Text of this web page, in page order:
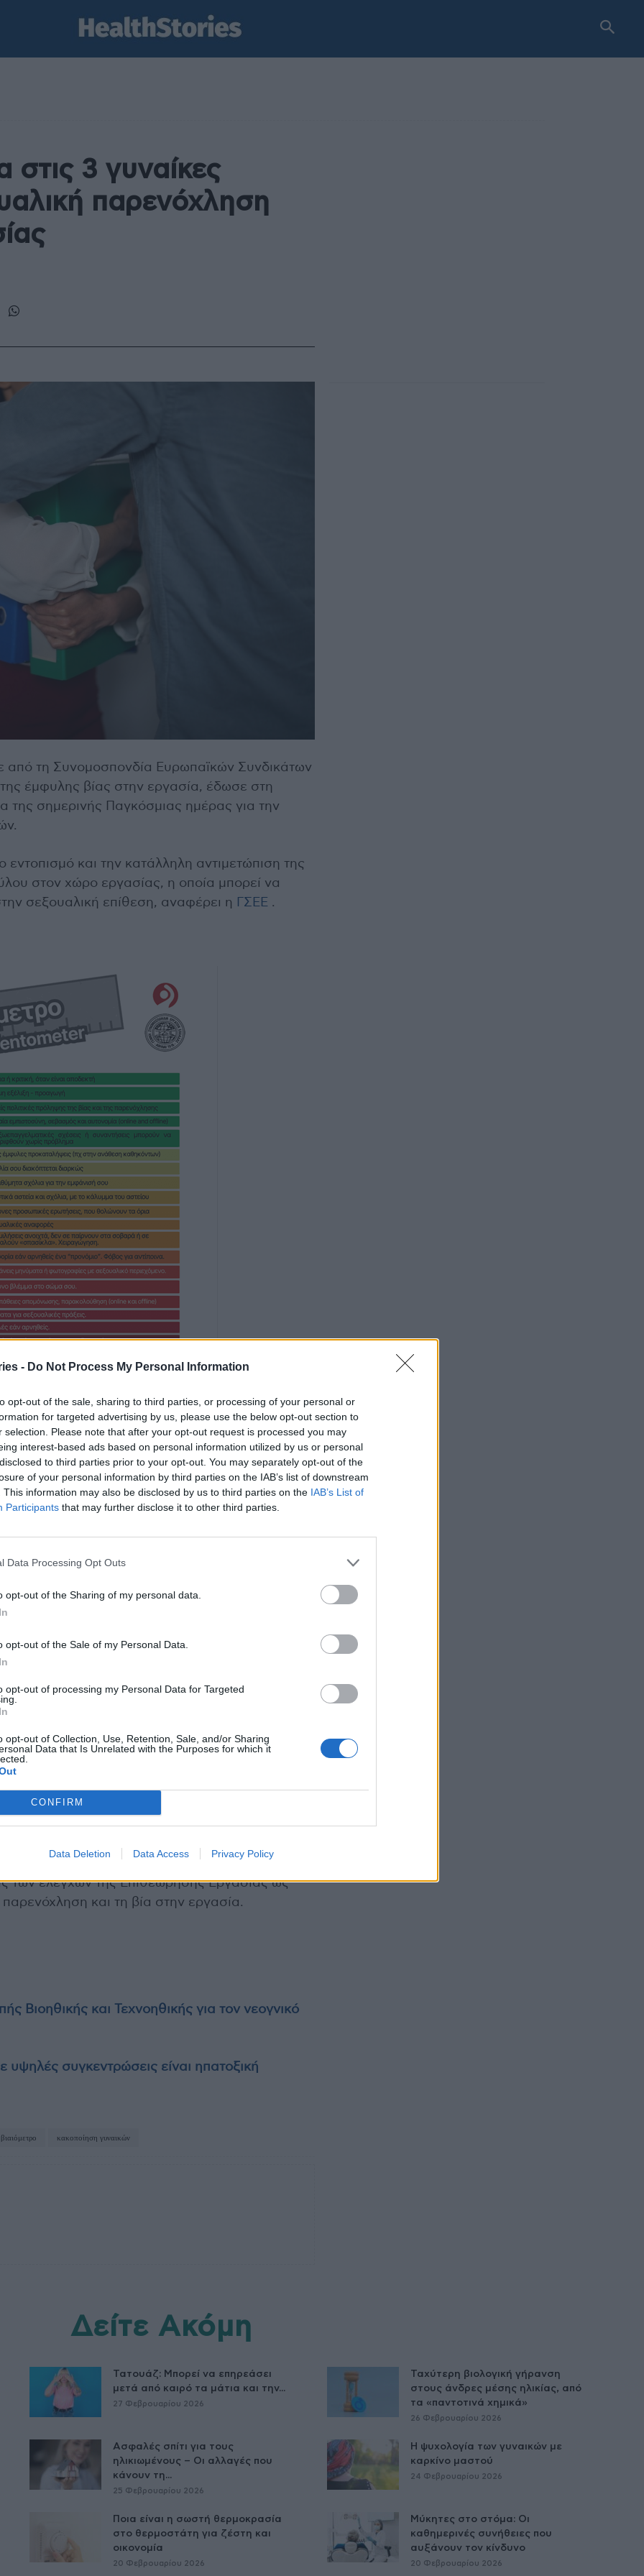
- Do Not Process My Personal Information
opt-out of the sale, sharing to third parties, or processing of your personal or
for targeted advertising by us, please use the below opt-out section to
selection. Please note that after your opt-out request is processed you may
interest-based ads based on personal information utilized by us or personal
to third parties prior to your opt-out. You may separately opt-out of the
of your personal information by third parties on the IAB’s list of downstream
This information may also be disclosed by us to third parties on the IAB’s List of
Participants that may further disclose it to other third parties.
Data Processing Opt Outs
opt-out of the Sharing of my personal data.
opt-out of the Sale of my Personal Data.
opt-out of processing my Personal Data for Targeted
opt-out of Collection, Use, Retention, Sale, and/or Sharing
Data that Is Unrelated with the Purposes for which it
CONFIRM
Data Deletion Data Access Privacy Policy
στις 3 γυναίκες
παρενόχληση
από τη Συνομοσπονδία Ευρωπαϊκών Συνδικάτων
έμφυλης βίας στην εργασία, έδωσε στη
της σημερινής Παγκόσμιας ημέρας για την
εντοπισμό και την κατάλληλη αντιμετώπιση της
στον χώρο εργασίας, η οποία μπορεί να
σεξουαλική επίθεση, αναφέρει η
ΓΣΕΕ .
είναι σκληρή για εκατομμύρια γυναίκες
ζωή της από τον σύντροφο ή μέλος της
σωματική ή σεξουαλική βία,
παρενόχληση στον χώρο εργασίας, ενώ
παρακολούθησης .
προς την πολιτική ηγεσία των υπουργείων
την έντονη ανησυχία τους, για:
της ισότητας και τη σύγχυση
πολιτικής ισότητας στην εργασία
Συμβούλιο Ισότητας Φύλων και
ανενεργά τα όργανα θεσμικού
φύλου στην εργασία και την κοινωνική
των ελέγχων της Επιθεώρησης Εργασίας ως
και τη βία στην εργασία.
Βιοηθικής και Τεχνοηθικής για τον νεογνικό
συγκεντρώσεις είναι ηπατοξική
βιαιόμετρο κακοποίηση γυναικών
Δείτε Ακόμη
Τατουάζ: Μπορεί να επηρεάσει
μετά από καιρό τα μάτια και την...
27 Φεβρουαρίου 2026
Ταχύτερη βιολογική γήρανση
στους άνδρες μέσης ηλικίας, από
τα «παντοτινά χημικά»
26 Φεβρουαρίου 2026
Ασφαλές σπίτι για τους
ηλικιωμένους – Οι αλλαγές που
κάνουν τη...
25 Φεβρουαρίου 2026
Η ψυχολογία των γυναικών με
καρκίνο μαστού
24 Φεβρουαρίου 2026
Ποια είναι η σωστή θερμοκρασία
στο θερμοστάτη για ζέστη και
οικονομία
20 Φεβρουαρίου 2026
Μύκητες στο στόμα: Οι
καθημερινές συνήθειες που
αυξάνουν τον κίνδυνο
20 Φεβρουαρίου 2026